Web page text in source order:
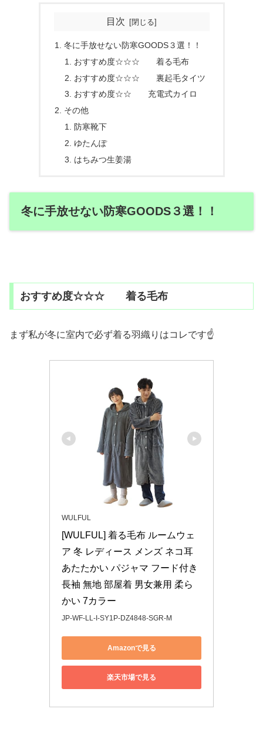
目次
冬に手放せない防寒GOODS３選！！
おすすめ度☆☆☆ 着る毛布
おすすめ度☆☆☆ 裏起毛タイツ
おすすめ度☆☆ 充電式カイロ
その他
防寒靴下
ゆたんぽ
はちみつ生姜湯
冬に手放せない防寒GOODS３選！！
おすすめ度☆☆☆ 着る毛布
まず私が冬に室内で必ず着る羽織りはコレです☝
WULFUL
[WULFUL] 着る毛布 ルームウェ
ア 冬 レディース メンズ ネコ耳
あたたかい パジャマ フード付き
長袖 無地 部屋着 男女兼用 柔ら
かい 7カラー
JP-WF-LL-I-SY1P-DZ4848-SGR-M
Amazonで見る
楽天市場で見る